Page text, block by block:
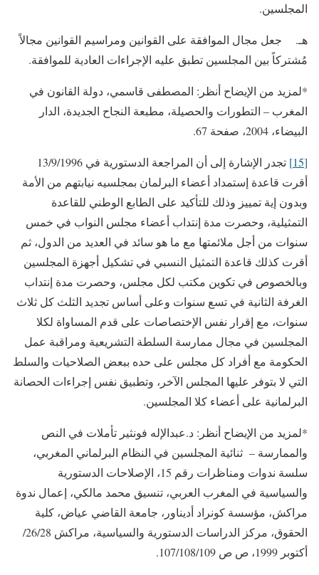
المجلسين.
هـ. جعل مجال الموافقة على القوانين ومراسيم القوانين مجالاً
مُشتركاً بين المجلسين تطبق عليه الإجراءات العادية للموافقة.
*لمزيد من الإيضاح أنظر: المصطفى قاسمي، دولة القانون في
المغرب – التطورات والحصيلة، مطبعة النجاح الجديدة، الدار
البيضاء، 2004، صفحة 67.
[15]
تجدر الإشارة إلى أن المراجعة الدستورية في 13/9/1996
أقرت قاعدة إستمداد أعضاء البرلمان بمجلسيه نيابتهم من الأمة
وبدون إية تمييز وذلك للتأكيد على الطابع الوطني للقاعدة
التمثيلية، وحصرت مدة إنتداب أعضاء مجلس النواب في خمس
سنوات من أجل ملائمتها مع ما هو سائد في العديد من الدول، ثم
أقرت كذلك قاعدة التمثيل النسبي في تشكيل أجهزة المجلسين
وبالخصوص في تكوين مكتب لكل مجلس، وحصرت مدة إنتداب
الغرفة الثانية في تسع سنوات وعلى أساس تجديد الثلث كل ثلاث
سنوات، مع إقرار نفس الإختصاصات على قدم المساواة لكلا
المجلسين في مجال ممارسة السلطة التشريعية ومراقبة عمل
الحكومة مع أفراد كل مجلس على حده ببعض الصلاحيات والسلط
التي لا بتوفر عليها المجلس الآخر، وتطبيق نفس إجراءات الحصانة
البرلمانية على أعضاء كلا المجلسين.
*لمزيد من الإيضاح أنظر: د.عبدالإله فونثير تأملات في النص
والممارسة – ثنائية المجلسين في النظام البرلماني المغربي،
سلسة ندوات ومناظرات رقم 15، الإصلاحات الدستورية
والسياسية في المغرب العربي، تنسيق محمد مالكي، إعمال ندوة
مراكش، مؤسسة كونراد أديناور، جامعة القاضي عياض، كلية
الحقوق، مركز الدراسات الدستورية والسياسية، مراكش 26/28/
أكتوبر 1999، ص ص 107/108/109.